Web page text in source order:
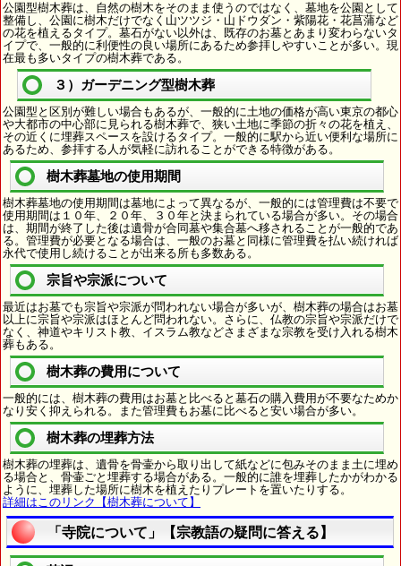
公園型樹木葬は、自然の樹木をそのまま使うのではなく、墓地を公園として
整備し、公園に樹木だけでなく山ツツジ・山ドウダン・紫陽花・花菖蒲など
の花を植えるタイプ。墓石がない以外は、既存のお墓とあまり変わらないタ
イプで、一般的に利便性の良い場所にあるため参拝しやすいことが多い。現
在最も多いタイプの樹木葬である。
３）ガーデニング型樹木葬
公園型と区別が難しい場合もあるが、一般的に土地の価格が高い東京の都心
や大都市の中心部に見られる樹木葬で、狭い土地に季節の折々の花を植え、
その近くに埋葬スペースを設けるタイプ。一般的に駅から近い便利な場所に
あるため、参拝する人が気軽に訪れることができる特徴がある。
樹木葬墓地の使用期間
樹木葬墓地の使用期間は墓地によって異なるが、一般的には管理費は不要で
使用期間は１０年、２０年、３０年と決まられている場合が多い。その場合
は、期間が終了した後は遺骨が合同墓や集合墓へ移されることが一般的であ
る。管理費が必要となる場合は、一般のお墓と同様に管理費を払い続ければ
永代で使用し続けることが出来る所も多数ある。
宗旨や宗派について
最近はお墓でも宗旨や宗派が問われない場合が多いが、樹木葬の場合はお墓
以上に宗旨や宗派はほとんど問われない。さらに、仏教の宗旨や宗派だけで
なく、神道やキリスト教、イスラム教などさまざまな宗教を受け入れる樹木
葬もある。
樹木葬の費用について
一般的には、樹木葬の費用はお墓と比べると墓石の購入費用が不要なためか
なり安く抑えられる。また管理費もお墓に比べると安い場合が多い。
樹木葬の埋葬方法
樹木葬の埋葬は、遺骨を骨壷から取り出して紙などに包みそのまま土に埋め
る場合と、骨壷ごと埋葬する場合がある。一般的に誰を埋葬したかがわかる
ように、埋葬した場所に樹木を植えたりプレートを置いたりする。
詳細はこのリンク【樹木葬について】
「寺院について」【宗教語の疑問に答える】